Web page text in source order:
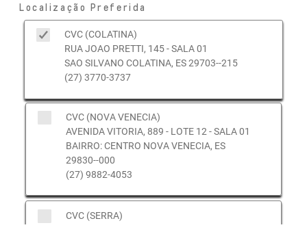
Localização Preferida
CVC (COLATINA)
RUA JOAO PRETTI, 145 - SALA 01
SAO SILVANO COLATINA, ES 29703--215
(27) 3770-3737
CVC (NOVA VENECIA)
AVENIDA VITORIA, 889 - LOTE 12 - SALA 01
BAIRRO: CENTRO NOVA VENECIA, ES
29830--000
(27) 9882-4053
CVC (SERRA)